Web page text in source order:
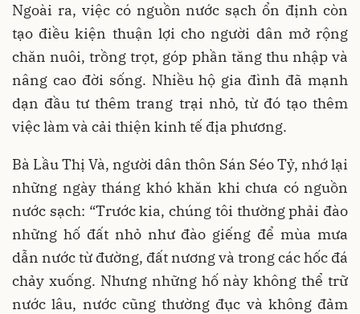
Ngoài ra, việc có nguồn nước sạch ổn định còn
tạo điều kiện thuận lợi cho người dân mở rộng
chăn nuôi, trồng trọt, góp phần tăng thu nhập và
nâng cao đời sống. Nhiều hộ gia đình đã mạnh
dạn đầu tư thêm trang trại nhỏ, từ đó tạo thêm
việc làm và cải thiện kinh tế địa phương.
Bà Lầu Thị Và, người dân thôn Sán Séo Tỷ, nhớ lại
những ngày tháng khó khăn khi chưa có nguồn
nước sạch: “Trước kia, chúng tôi thường phải đào
những hố đất nhỏ như đào giếng để mùa mưa
dẫn nước từ đường, đất nương và trong các hốc đá
chảy xuống. Nhưng những hố này không thể trữ
nước lâu, nước cũng thường đục và không đảm